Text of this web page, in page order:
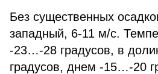
Без существенных
западный, 6-11 м/с.
-23…-28 градусов, в
градусов, днем -15…-20